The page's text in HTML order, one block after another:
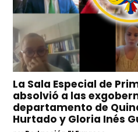
La Sala Especial de
absolvió a las
departamento de
Hurtado y Gloria Inés